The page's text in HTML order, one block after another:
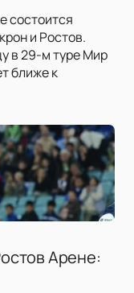
состоится
и Ростов.
в 29-м туре Мир
ближе к
Арене: